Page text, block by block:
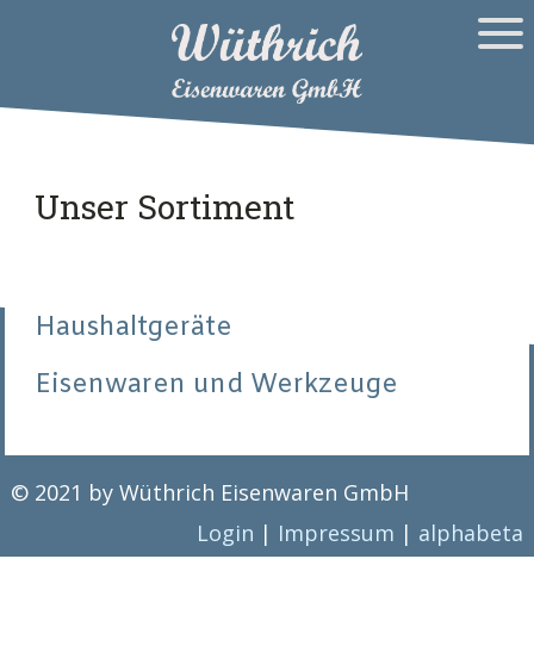
Unser Sortiment
Haushaltgeräte
Eisenwaren und Werkzeuge
© 2021 by Wüthrich Eisenwaren GmbH
Login | Impressum | alphabeta